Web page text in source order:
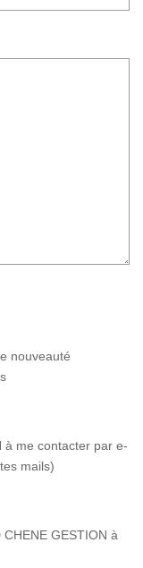
nouveauté
à me contacter par e-
mails)
GESTION à